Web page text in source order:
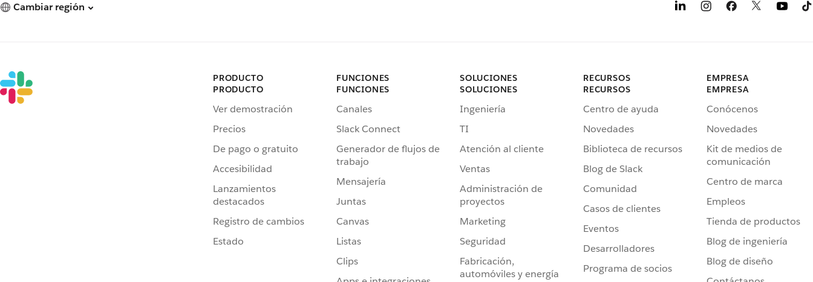
Cambiar región
PRODUCTO
PRODUCTO
Ver demostración
Precios
De pago o gratuito
Accesibilidad
Lanzamientos
destacados
Registro de cambios
Estado
FUNCIONES
FUNCIONES
Canales
Slack Connect
Generador de flujos de
trabajo
Mensajería
Juntas
Canvas
Listas
Clips
SOLUCIONES
SOLUCIONES
Ingeniería
TI
Atención al cliente
Ventas
Administración de
proyectos
Marketing
Seguridad
Fabricación,
automóviles y energía
RECURSOS
RECURSOS
Centro de ayuda
Novedades
Biblioteca de recursos
Blog de Slack
Comunidad
Casos de clientes
Eventos
Desarrolladores
Programa de socios
EMPRESA
EMPRESA
Conócenos
Novedades
Kit de medios de
comunicación
Centro de marca
Empleos
Tienda de productos
Blog de ingeniería
Blog de diseño